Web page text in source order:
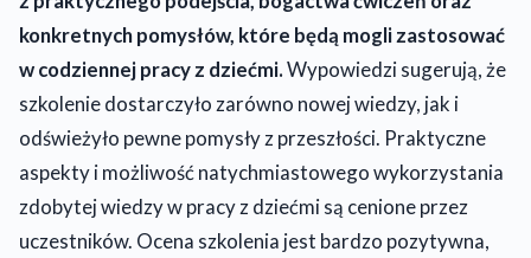
konkretnych pomysłów, które będą mogli zastosować
w codziennej pracy z dziećmi.Wypowiedzi sugerują, że
szkolenie dostarczyło zarówno nowej wiedzy, jak i
odświeżyło pewne pomysły z przeszłości. Praktyczne
aspekty i możliwość natychmiastowego wykorzystania
zdobytej wiedzy w pracy z dziećmi są cenione przez
uczestników. Ocena szkolenia jest bardzo pozytywna,